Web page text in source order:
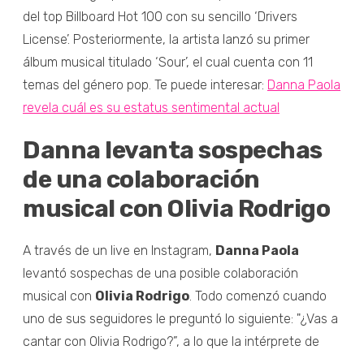
del top Billboard Hot 100 con su sencillo ‘Drivers
License’. Posteriormente, la artista lanzó su primer
álbum musical titulado ‘Sour’, el cual cuenta con 11
temas del género pop. Te puede interesar: Danna Paola
revela cuál es su estatus sentimental actual
Danna levanta sospechas
de una colaboración
musical con Olivia Rodrigo
A través de un live en Instagram, Danna Paola
levantó sospechas de una posible colaboración
musical con Olivia Rodrigo. Todo comenzó cuando
uno de sus seguidores le preguntó lo siguiente: "¿Vas a
cantar con Olivia Rodrigo?”, a lo que la intérprete de